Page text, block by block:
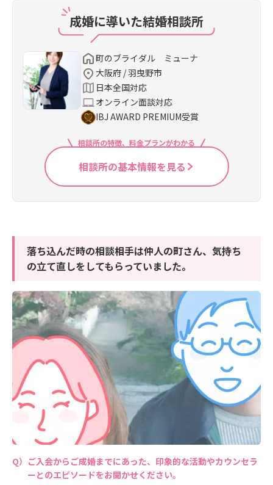
成婚に導いた結婚相談所
町のブライダル ミューナ
大阪府 / 羽曳野市
日本全国対応
オンライン面談対応
IBJ AWARD PREMIUM受賞
相談所の特徴、料金プランがわかる
相談所の基本情報を見る
落ち込んだ時の相談相手は仲人の町さん、気持ち
の立て直しをしてもらっていました。
ご入会からご成婚までにあった、印象的な活動やカウンセラ
ーとのエピソードをお聞かせください。